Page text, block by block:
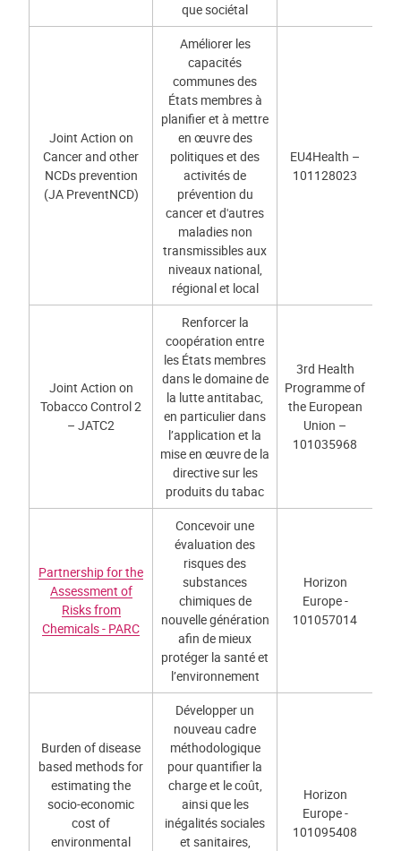
que sociétal
Joint Action on
Cancer and other
NCDs prevention
(JA PreventNCD)
Améliorer les
capacités
communes des
États membres à
planifier et à mettre
en œuvre des
politiques et des
activités de
prévention du
cancer et d'autres
maladies non
transmissibles aux
niveaux national,
régional et local
EU4Health –
101128023
Joint Action on
Tobacco Control 2
– JATC2
Renforcer la
coopération entre
les États membres
dans le domaine de
la lutte antitabac,
en particulier dans
l’application et la
mise en œuvre de la
directive sur les
produits du tabac
3rd Health
Programme of
the European
Union –
101035968
Partnership for the
Assessment of
Risks from
Chemicals - PARC
Concevoir une
évaluation des
risques des
substances
chimiques de
nouvelle génération
afin de mieux
protéger la santé et
l’environnement
Horizon
Europe -
101057014
Burden of disease
based methods for
estimating the
socio-economic
cost of
environmental
Développer un
nouveau cadre
méthodologique
pour quantifier la
charge et le coût,
ainsi que les
inégalités sociales
et sanitaires,
Horizon
Europe -
101095408